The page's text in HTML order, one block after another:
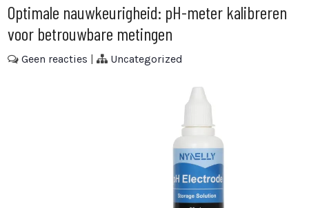
Optimale nauwkeurigheid: pH-meter kalibreren
voor betrouwbare metingen
Geen reacties | Uncategorized